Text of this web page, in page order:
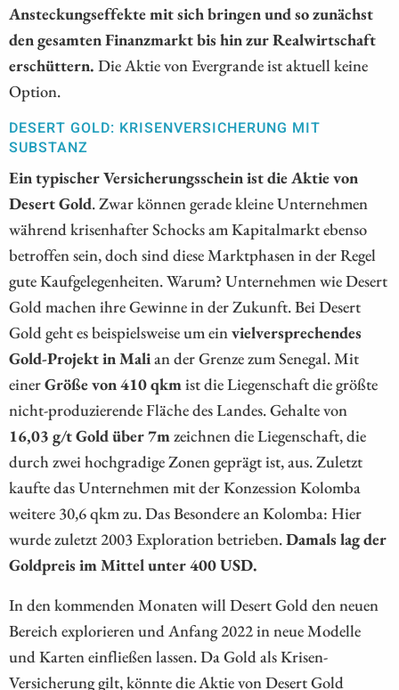
Ansteckungseffekte mit sich bringen und so zunächst
den gesamten Finanzmarkt bis hin zur Realwirtschaft
erschüttern. Die Aktie von Evergrande ist aktuell keine
Option.
DESERT GOLD: KRISENVERSICHERUNG MIT
SUBSTANZ
Ein typischer Versicherungsschein ist die Aktie von
Desert Gold. Zwar können gerade kleine Unternehmen
während krisenhafter Schocks am Kapitalmarkt ebenso
betroffen sein, doch sind diese Marktphasen in der Regel
gute Kaufgelegenheiten. Warum? Unternehmen wie Desert
Gold machen ihre Gewinne in der Zukunft. Bei Desert
Gold geht es beispielsweise um einvielversprechendes
Gold-Projekt in Malian der Grenze zum Senegal. Mit
einerGröße von 410 qkmist die Liegenschaft die größte
nicht-produzierende Fläche des Landes. Gehalte von
16,03 g/t Gold über 7mzeichnen die Liegenschaft, die
durch zwei hochgradige Zonen geprägt ist, aus. Zuletzt
kaufte das Unternehmen mit der Konzession Kolomba
weitere 30,6 qkm zu. Das Besondere an Kolomba: Hier
wurde zuletzt 2003 Exploration betrieben.Damals lag der
Goldpreis im Mittel unter 400 USD.
In den kommenden Monaten will Desert Gold den neuen
Bereich explorieren und Anfang 2022 in neue Modelle
und Karten einfließen lassen. Da Gold als Krisen-
Versicherung gilt, könnte die Aktie von Desert Gold